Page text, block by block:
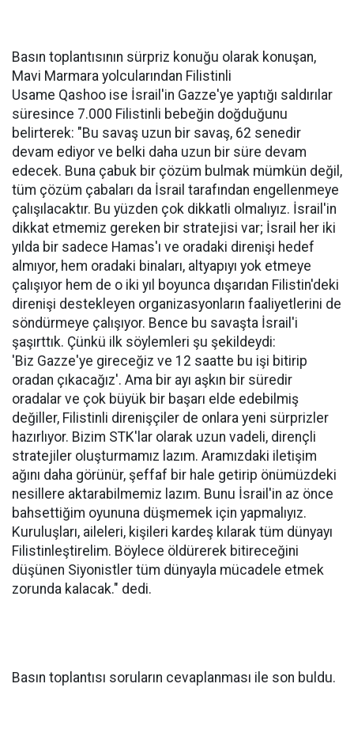
Basın toplantısının sürpriz konuğu olarak konuşan,
Mavi Marmara yolcularından Filistinli
Usame Qashoo ise İsrail'in Gazze'ye yaptığı saldırılar
süresince 7.000 Filistinli bebeğin doğduğunu
belirterek: "Bu savaş uzun bir savaş, 62 senedir
devam ediyor ve belki daha uzun bir süre devam
edecek. Buna çabuk bir çözüm bulmak mümkün değil,
tüm çözüm çabaları da İsrail tarafından engellenmeye
çalışılacaktır. Bu yüzden çok dikkatli olmalıyız. İsrail'in
dikkat etmemiz gereken bir stratejisi var; İsrail her iki
yılda bir sadece Hamas'ı ve oradaki direnişi hedef
almıyor, hem oradaki binaları, altyapıyı yok etmeye
çalışıyor hem de o iki yıl boyunca dışarıdan Filistin'deki
direnişi destekleyen organizasyonların faaliyetlerini de
söndürmeye çalışıyor. Bence bu savaşta İsrail'i
şaşırttık. Çünkü ilk söylemleri şu şekildeydi:
'Biz Gazze'ye gireceğiz ve 12 saatte bu işi bitirip
oradan çıkacağız'. Ama bir ayı aşkın bir süredir
oradalar ve çok büyük bir başarı elde edebilmiş
değiller, Filistinli direnişçiler de onlara yeni sürprizler
hazırlıyor. Bizim STK'lar olarak uzun vadeli, dirençli
stratejiler oluşturmamız lazım. Aramızdaki iletişim
ağını daha görünür, şeffaf bir hale getirip önümüzdeki
nesillere aktarabilmemiz lazım. Bunu İsrail'in az önce
bahsettiğim oyununa düşmemek için yapmalıyız.
Kuruluşları, aileleri, kişileri kardeş kılarak tüm dünyayı
Filistinleştirelim. Böylece öldürerek bitireceğini
düşünen Siyonistler tüm dünyayla mücadele etmek
zorunda kalacak." dedi.
Basın toplantısı soruların cevaplanması ile son buldu.